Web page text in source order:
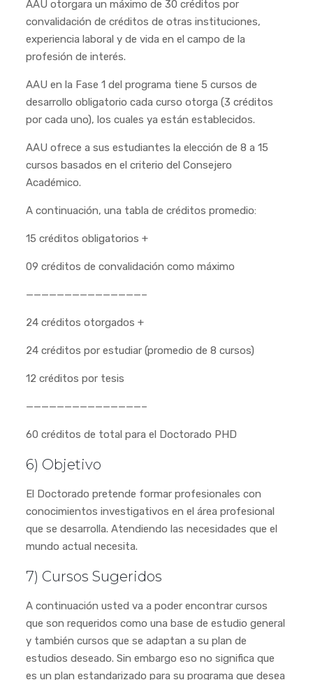
AAU otorgara un máximo de 30 créditos por
convalidación de créditos de otras instituciones,
experiencia laboral y de vida en el campo de la
profesión de interés.
AAU en la Fase 1 del programa tiene 5 cursos de
desarrollo obligatorio cada curso otorga (3 créditos
por cada uno), los cuales ya están establecidos.
AAU ofrece a sus estudiantes la elección de 8 a 15
cursos basados en el criterio del Consejero
Académico.
A continuación, una tabla de créditos promedio:
15 créditos obligatorios +
09 créditos de convalidación como máximo
———————————————–
24 créditos otorgados +
24 créditos por estudiar (promedio de 8 cursos)
12 créditos por tesis
———————————————–
60 créditos de total para el Doctorado PHD
6) Objetivo
El Doctorado pretende formar profesionales con
conocimientos investigativos en el área profesional
que se desarrolla. Atendiendo las necesidades que el
mundo actual necesita.
7) Cursos Sugeridos
A continuación usted va a poder encontrar cursos
que son requeridos como una base de estudio general
y también cursos que se adaptan a su plan de
estudios deseado. Sin embargo eso no significa que
es un plan estandarizado para su programa que desea